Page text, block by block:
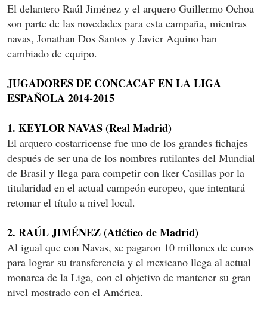
El delantero Raúl Jiménez y el arquero Guillermo Ochoa
son parte de las novedades para esta campaña, mientras
navas, Jonathan Dos Santos y Javier Aquino han
cambiado de equipo.
JUGADORES DE CONCACAF EN LA LIGA
ESPAÑOLA 2014-2015
1. KEYLOR NAVAS (Real Madrid)
El arquero costarricense fue uno de los grandes fichajes
después de ser una de los nombres rutilantes del Mundial
de Brasil y llega para competir con Iker Casillas por la
titularidad en el actual campeón europeo, que intentará
retomar el título a nivel local.
2. RAÚL JIMÉNEZ (Atlético de Madrid)
Al igual que con Navas, se pagaron 10 millones de euros
para lograr su transferencia y el mexicano llega al actual
monarca de la Liga, con el objetivo de mantener su gran
nivel mostrado con el América.